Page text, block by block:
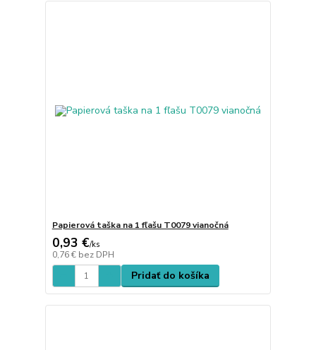
Papierová taška na 1 fľašu T0079 vianočná
0,93 €/ks
0,76 € bez DPH
Pridať do košíka